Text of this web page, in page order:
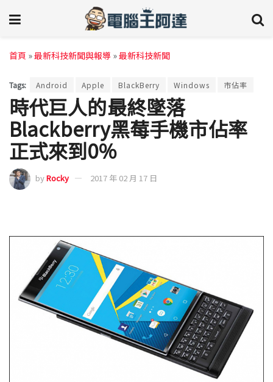
首頁 »最新科技新聞與報導 »最新科技新聞
Tags: Android Apple BlackBerry Windows 市佔率
時代巨人的最終墜落
Blackberry黑莓手機市佔率
正式來到0%
byRocky 2017 年 02 月 17 日